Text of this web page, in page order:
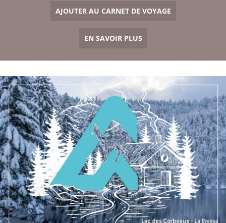
AJOUTER AU CARNET DE VOYAGE
EN SAVOIR PLUS